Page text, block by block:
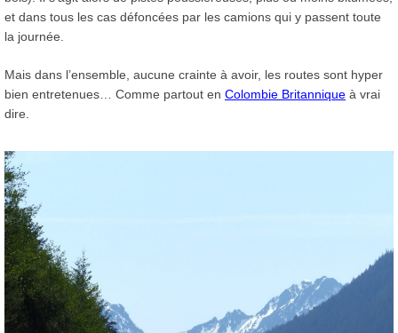
et dans tous les cas défoncées par les camions qui y passent toute
la journée.
Mais dans l’ensemble, aucune crainte à avoir, les routes sont hyper
bien entretenues… Comme partout en Colombie Britannique à vrai
dire.